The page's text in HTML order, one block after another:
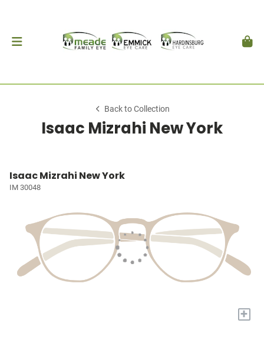
Back to Collection
Isaac Mizrahi New York
Isaac Mizrahi New York
IM 30048
+